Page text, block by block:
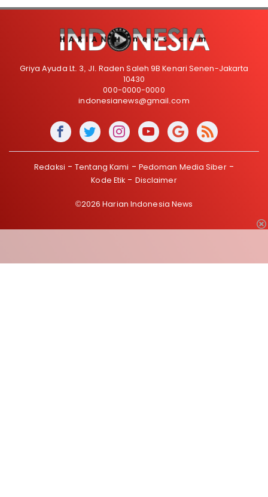
Griya Ayuda Lt. 3, Jl. Raden Saleh 9B Kenari Senen-Jakarta
10430
000-0000-0000
indonesianews@gmail.com
Redaksi Tentang Kami
Pedoman Media Siber
Kode Etik
Disclaimer
©2026 Harian Indonesia News